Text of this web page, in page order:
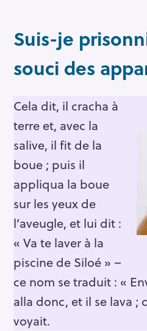
Suis-je
souci des
Cela dit, il cracha à
terre et, avec la
salive, il fit de la
boue ; puis il
appliqua la boue
sur les yeux de
l’aveugle, et lui dit :
« Va te laver à la
piscine de Siloé » –
ce nom se traduit : «
alla donc, et il se lava ;
voyait.